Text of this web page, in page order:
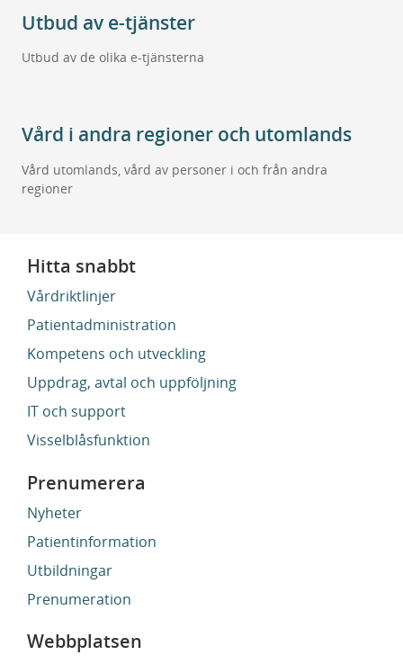
Utbud av e-tjänster
Utbud av de olika e-tjänsterna
Vård i andra regioner och utomlands
Vård utomlands, vård av personer i och från andra
regioner
Hitta snabbt
Vårdriktlinjer
Patientadministration
Kompetens och utveckling
Uppdrag, avtal och uppföljning
IT och support
Visselblåsfunktion
Prenumerera
Nyheter
Patientinformation
Utbildningar
Prenumeration
Webbplatsen